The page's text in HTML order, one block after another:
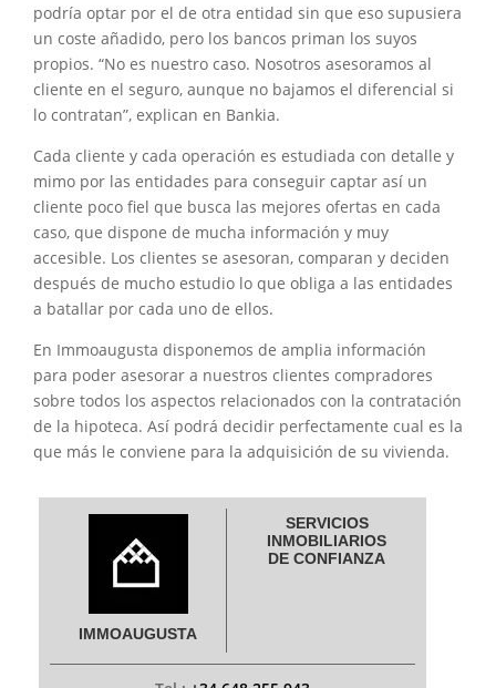
podría optar por el de otra entidad sin que eso supusiera
un coste añadido, pero los bancos priman los suyos
propios. “No es nuestro caso. Nosotros asesoramos al
cliente en el seguro, aunque no bajamos el diferencial si
lo contratan”, explican en Bankia.
Cada cliente y cada operación es estudiada con detalle y
mimo por las entidades para conseguir captar así un
cliente poco fiel que busca las mejores ofertas en cada
caso, que dispone de mucha información y muy
accesible. Los clientes se asesoran, comparan y deciden
después de mucho estudio lo que obliga a las entidades
a batallar por cada uno de ellos.
En Immoaugusta disponemos de amplia información
para poder asesorar a nuestros clientes compradores
sobre todos los aspectos relacionados con la contratación
de la hipoteca. Así podrá decidir perfectamente cual es la
que más le conviene para la adquisición de su vivienda.
IMMOAUGUSTA
SERVICIOS
INMOBILIARIOS
DE CONFIANZA